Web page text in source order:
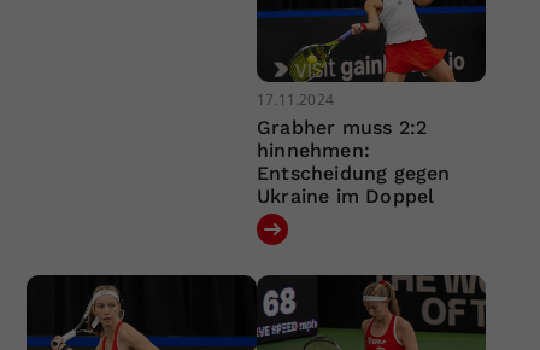
17.11.2024
Grabher muss 2:2
hinnehmen:
Entscheidung gegen
Ukraine im Doppel